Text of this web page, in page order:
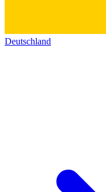
Deutschland